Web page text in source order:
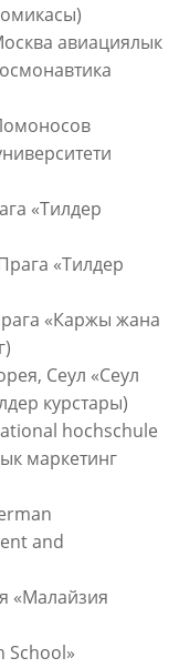
авиациялык
«Тилдер
«Тилдер
«Каржы жана
Сеул «Сеул
курстары)
hochschule
маркетинг
and
«Малайзия
School»